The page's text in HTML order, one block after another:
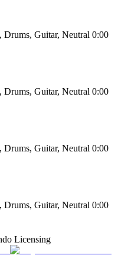
Drums, Guitar, Neutral 0:00
Drums, Guitar, Neutral 0:00
Drums, Guitar, Neutral 0:00
Drums, Guitar, Neutral 0:00
Licensing